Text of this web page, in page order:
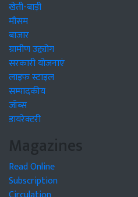
खेती-बाड़ी
मौसम
बाजार
ग्रामीण उद्द्योग
सरकारी योजनाएं
लाइफ स्टाइल
सम्पादकीय
जॉब्स
डायरेक्टरी
Magazines
Read Online
Subscription